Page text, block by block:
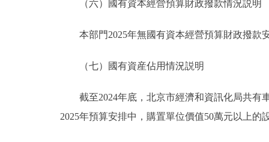
（六）國有資本經營預算財政撥款情況説明
本部門2025年無國有資本經營預算財政撥款
（七）國有資産佔用情況説明
截至2024年底，北京市經濟和資訊化局共有車
2025年預算安排中，購置單位價值50萬元以上的